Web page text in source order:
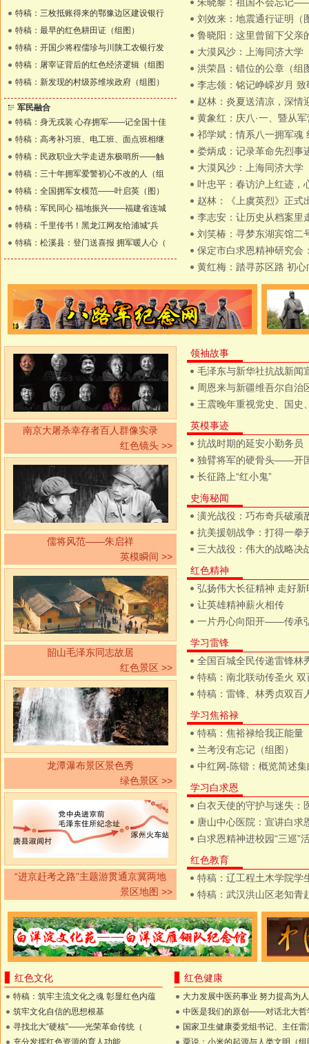
特稿：三枚抵账得来的鄂豫边区建设银行
特稿：最早的红色耕田证（组图）
特稿：开国少将程儒珍与川陕工农银行发
特稿：屠宰证背后的红色经济逻辑（组图
特稿：新发现的村级苏维埃政府（组图）
军民融合
特稿：身无戎装 心存拥军——记全国十佳
特稿：高考补习班、电工班、面点班相继
特稿：民政职业大学走进东极哨所——触
特稿：三十年拥军爱警初心不改的人（组
特稿：全国拥军女模范——叶启英（图）
特稿：军民同心 福地振兴——福建省连城
特稿：千里传书！黑龙江网友给浦城“兵
特稿：松溪县：登门送喜报 拥军暖人心（
刘效来：地震通行证明（
鲁晓阳：这里曾留下父
大漠风沙：上海同济大学
洪荣昌：错位的公章（组
李志领：铭记峥嵘岁月
赵林：炎夏送清凉，深情
黄象红：庆八·一、暨从
祁学斌：情系八一拥军魂
娄炳成：记录革命先烈
大漠风沙：上海同济大学
叶忠平：春访沪上红迹，
赵林：《上虞英烈》正式
李志安：让历史从档案
刘笑椿：寻梦东湖宾馆二
保定市白求恩精神研究会
黄红梅：踏寻苏区路 初
南京大屠杀幸存者百人群像实录
红色镜头 >>
儒将风范——朱启祥
英模瞬间 >>
韶山毛泽东同志故居
红色景区 >>
龙潭瀑布景区景色秀
绿色景区 >>
“进京赶考之路”主题游贯通京冀两地
景区地图 >>
领袖故事
毛泽东与新华社抗战新闻
周恩来与新疆维吾尔自治
王震晚年重视党史、国史
英模事迹
抗战时期的延安小勤务员
独臂将军的硬骨头——开
长征路上“红小鬼”
史海秘闻
潢光战役：巧布奇兵破顽
抗美援朝战争：打得一拳
三大战役：伟大的战略决
红色精神
弘扬伟大长征精神 走好
让英雄精神薪火相传
一片丹心向阳开——传承
学习雷锋
全国百城全民传递雷锋林
特稿：南北联动传圣火
特稿：雷锋、林秀贞双百
学习焦裕禄
特稿：焦裕禄给我正能量
兰考没有忘记（组图）
中红网-陈锴：概览简述
学习白求恩
白衣天使的守护与迷失：
唐山中心医院：宣讲白求
白求恩精神进校园“三巡”
红色教育
特稿：辽工程土木学院学
特稿：武汉洪山区老知青
红色文化
特稿：筑牢主流文化之魂 彰显红色内蕴
筑牢文化自信的思想根基
寻找北大“硬核”——光荣革命传统（
充分发挥红色资源的育人功能
红色健康
大力发展中医药事业 努力提高为
中医是我们的原创——对话北大哲
国家卫生健康委党组书记、主任雷
粟说：小米的起源与人类文明（组